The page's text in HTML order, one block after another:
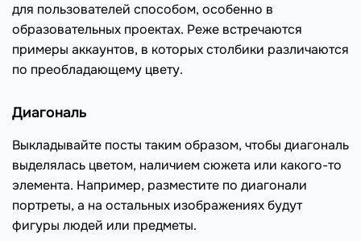
для пользователей способом, особенно в
образовательных проектах. Реже встречаются
примеры аккаунтов, в которых столбики различаются
по преобладающему цвету.
Диагональ
Выкладывайте посты таким образом, чтобы диагональ
выделялась цветом, наличием сюжета или какого-то
элемента. Например, разместите по диагонали
портреты, а на остальных изображениях будут
фигуры людей или предметы.